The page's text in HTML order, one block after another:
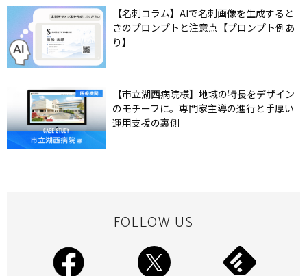
【名刺コラム】AIで名刺画像を生成すると
きのプロンプトと注意点【プロンプト例あ
り】
【市立湖西病院様】地域の特長をデザイン
のモチーフに。専門家主導の進行と手厚い
運用支援の裏側
FOLLOW US